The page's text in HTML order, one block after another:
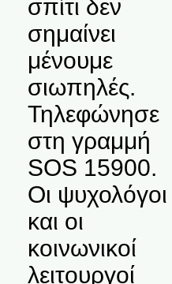
σπίτι δεν
σημαίνει
μένουμε
σιωπηλές.
Τηλεφώνησε
στη γραμμή
SOS 15900.
Οι ψυχολόγοι
και οι
κοινωνικοί
λειτουργοί